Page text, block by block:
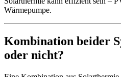
Wärmepumpe.
Kombination beider
oder nicht?